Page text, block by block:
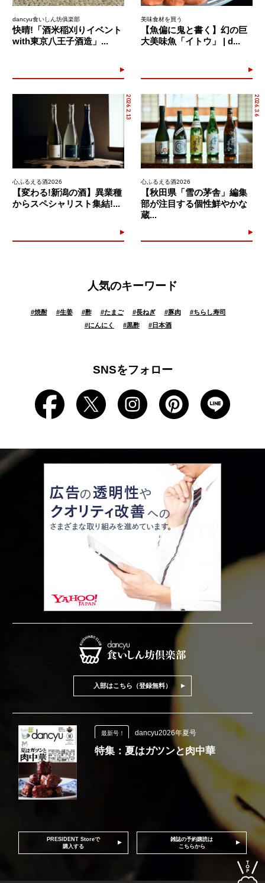
dancyu食いしん坊俱楽部
快晴!「酒米稲刈りイベント
with東京八王子酒造」...
美味食材を買う
【魚偏に鬼と書く】幻の巨
大美味魚「イトウ」 | d...
2026.2.13
心ふるえる酒2026
【変わる!新潟の酒】異業種
からスペシャリスト集結!...
2026.3.6
心ふるえる酒2026
【秋田県「雪の茅舎」編集
部が注目する個性鮮やかな
蔵...
人気のキーワード
#焼酎 #生姜 #酢 #たまご #長ねぎ #豚肉 #ちらし寿司
#にんにく #黒酢 #日本酒
SNSをフォロー
入部はこちら（登録無料）
最新号！ dancyu2026年夏号
特集：夏はガツンと肉中華
PRESIDENT Storeで
購入する
雑誌の予約購読は
こちらから